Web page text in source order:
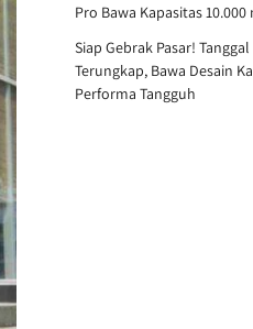
Pro Bawa Kapasitas 10.000
Siap Gebrak Pasar! Tanggal
Terungkap, Bawa Desain
Performa Tangguh